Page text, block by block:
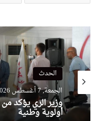
الحدث
الجمعة, 7 أغسطس 2026, 11:53
وزير الري يؤكد
أولوية وطنية